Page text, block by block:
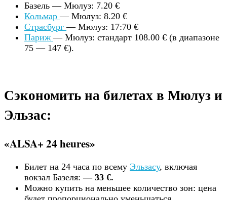
Базель — Мюлуз: 7.20 €
Кольмар— Мюлуз: 8.20 €
Страсбург— Мюлуз: 17:70 €
Париж— Мюлуз: стандарт 108.00 € (в диапазоне
75 — 147 €).
Сэкономить на билетах в Мюлуз и
Эльзас:
«ALSA+ 24 heures»
Билет на 24 часа по всему Эльзасу, включая
вокзал Базеля:— 33 €.
Можно купить на меньшее количество зон: цена